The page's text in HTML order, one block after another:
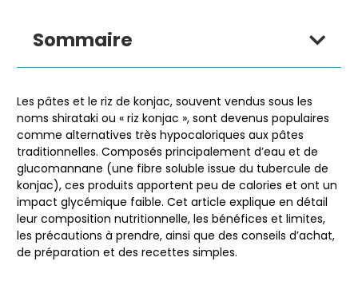
Sommaire
Les pâtes et le riz de konjac, souvent vendus sous les
noms shirataki ou « riz konjac », sont devenus populaires
comme alternatives très hypocaloriques aux pâtes
traditionnelles. Composés principalement d’eau et de
glucomannane (une fibre soluble issue du tubercule de
konjac), ces produits apportent peu de calories et ont un
impact glycémique faible. Cet article explique en détail
leur composition nutritionnelle, les bénéfices et limites,
les précautions à prendre, ainsi que des conseils d’achat,
de préparation et des recettes simples.